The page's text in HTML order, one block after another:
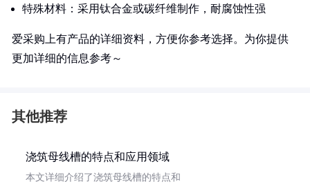
特殊材料：采用钛合金或碳纤维制作，耐腐蚀性强
爱采购上有产品的详细资料，方便你参考选择。为你提供
更加详细的信息参考～
其他推荐
浇筑母线槽的特点和应用领域
本文详细介绍了浇筑母线槽的特点和